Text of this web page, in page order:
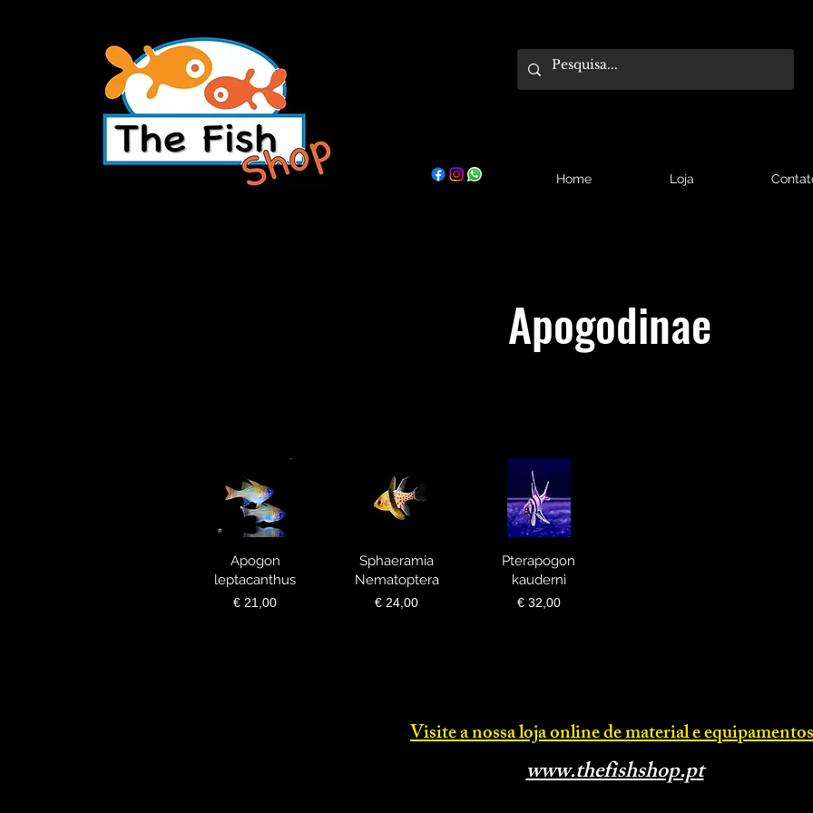
Home Loja
Apogodinae
Visualização
rápida
Apogon
leptacanthus
Preço
€ 21,00
Visualização
rápida
Sphaeramia
Nematoptera
Preço
€ 24,00
Visualização
rápida
Pterapogon
kauderni
Preço
€ 32,00
Visite a nossa loja online de material e
www.thefishshop.pt